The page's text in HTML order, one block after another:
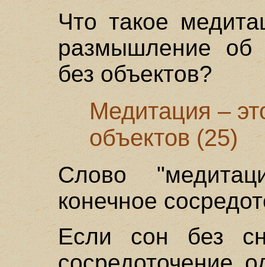
Что такое
размышление об
без объектов?
Медитация –
объектов (25)
Слово
конечное
Если сон без